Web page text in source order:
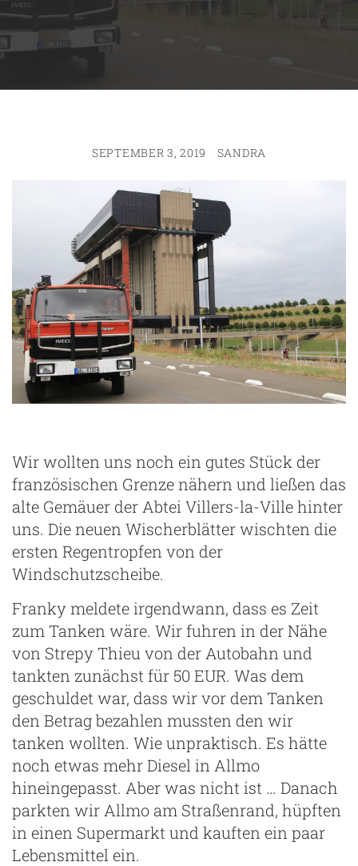
SEPTEMBER 3, 2019 SANDRA
Wir wollten uns noch ein gutes Stück der
französischen Grenze nähern und ließen das
alte Gemäuer der Abtei Villers-la-Ville hinter
uns. Die neuen Wischerblätter wischten die
ersten Regentropfen von der
Windschutzscheibe.
Franky meldete irgendwann, dass es Zeit
zum Tanken wäre. Wir fuhren in der Nähe
von Strepy Thieu von der Autobahn und
tankten zunächst für 50 EUR. Was dem
geschuldet war, dass wir vor dem Tanken
den Betrag bezahlen mussten den wir
tanken wollten. Wie unpraktisch. Es hätte
noch etwas mehr Diesel in Allmo
hineingepasst. Aber was nicht ist … Danach
parkten wir Allmo am Straßenrand, hüpften
in einen Supermarkt und kauften ein paar
Lebensmittel ein.